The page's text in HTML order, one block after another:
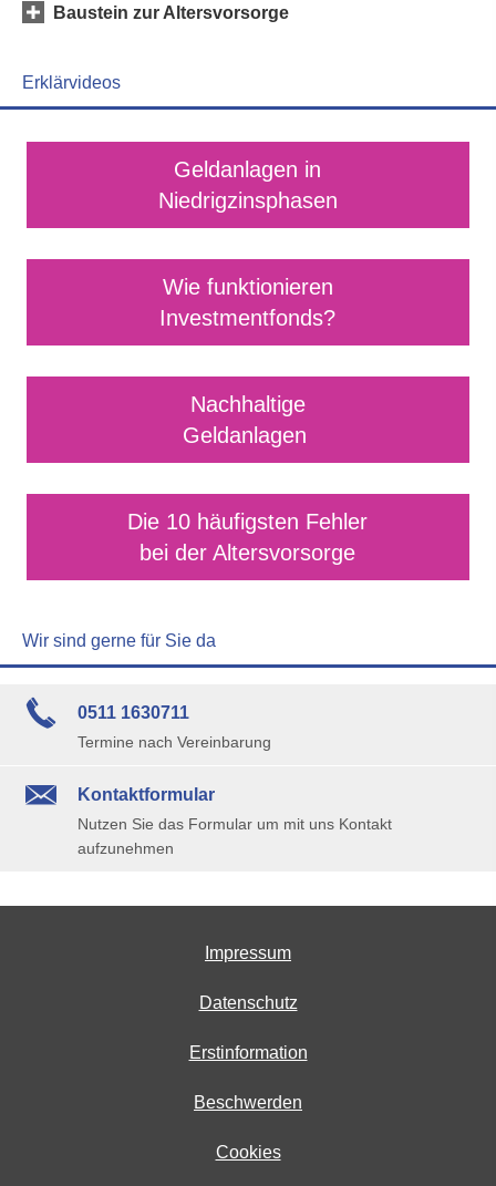
Baustein zur Alters­vorsorge
Erklärvideos
Geldanlagen in
Niedrigzinsphasen
Wie funktionieren
Investmentfonds?
Nachhaltige
Geldanlagen
Die 10 häufigsten Fehler
bei der Alters­vorsorge
Wir sind gerne für Sie da
0511 1630711
Termine nach Vereinbarung
Kontaktformular
Nutzen Sie das Formular um mit uns Kontakt
aufzunehmen
Impressum
Datenschutz
Erstinformation
Beschwerden
Cookies